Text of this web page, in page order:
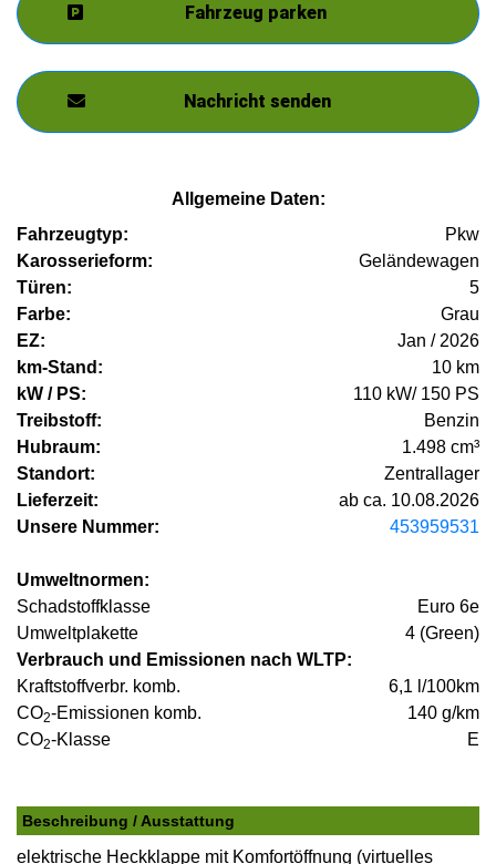
Fahrzeug parken
Nachricht senden
Allgemeine Daten:
Fahrzeugtyp:
Pkw
Karosserieform:
Geländewagen
Türen:
5
Farbe:
Grau
EZ:
Jan / 2026
km-Stand:
10 km
kW / PS:
110 kW/ 150 PS
Treibstoff:
Benzin
Hubraum:
1.498 cm³
Standort:
Zentrallager
Lieferzeit:
ab ca. 10.08.2026
Unsere Nummer:
453959531
Umweltnormen:
Schadstoffklasse
Euro 6e
Umweltplakette
4 (Green)
Verbrauch und Emissionen nach WLTP:
Kraftstoffverbr. komb.
6,1 l/100km
CO2-Emissionen komb.
140 g/km
CO2-Klasse E
Beschreibung / Ausstattung
elektrische Heckklappe mit Komfortöffnung (virtuelles